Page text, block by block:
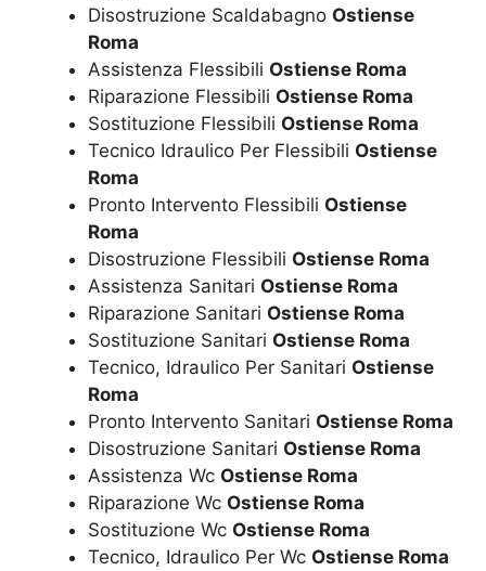
Disostruzione Scaldabagno Ostiense
Roma
Assistenza Flessibili Ostiense Roma
Riparazione Flessibili Ostiense Roma
Sostituzione Flessibili Ostiense Roma
Tecnico Idraulico Per Flessibili Ostiense
Roma
Pronto Intervento Flessibili Ostiense
Roma
Disostruzione Flessibili Ostiense Roma
Assistenza Sanitari Ostiense Roma
Riparazione Sanitari Ostiense Roma
Sostituzione Sanitari Ostiense Roma
Tecnico, Idraulico Per Sanitari Ostiense
Roma
Pronto Intervento Sanitari Ostiense Roma
Disostruzione Sanitari Ostiense Roma
Assistenza Wc Ostiense Roma
Riparazione Wc Ostiense Roma
Sostituzione Wc Ostiense Roma
Tecnico, Idraulico Per Wc Ostiense Roma